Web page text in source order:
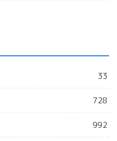
33
728
992